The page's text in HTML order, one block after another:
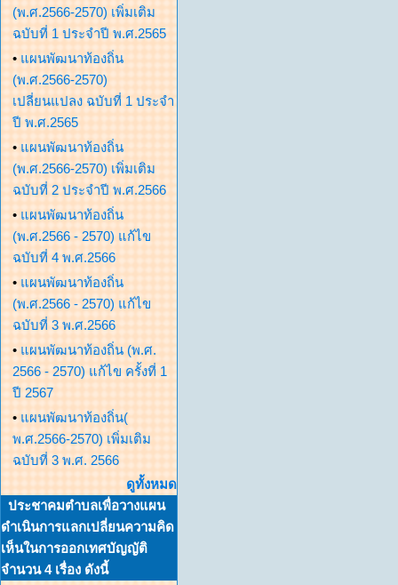
(พ.ศ.2566-2570) เพิ่มเติม
ฉบับที่ 1 ประจำปี พ.ศ.2565
• แผนพัฒนาท้องถิ่น
(พ.ศ.2566-2570)
เปลี่ยนแปลง ฉบับที่ 1 ประจำ
ปี พ.ศ.2565
• แผนพัฒนาท้องถิ่น
(พ.ศ.2566-2570) เพิ่มเติม
ฉบับที่ 2 ประจำปี พ.ศ.2566
• แผนพัฒนาท้องถิ่น
(พ.ศ.2566 - 2570) แก้ไข
ฉบับที่ 4 พ.ศ.2566
• แผนพัฒนาท้องถิ่น
(พ.ศ.2566 - 2570) แก้ไข
ฉบับที่ 3 พ.ศ.2566
• แผนพัฒนาท้องถิ่น (พ.ศ.
2566 - 2570) แก้ไข ครั้งที่ 1
ปี 2567
• แผนพัฒนาท้องถิ่น(
พ.ศ.2566-2570) เพิ่มเติม
ฉบับที่ 3 พ.ศ. 2566
ดูทั้งหมด
ประชาคมตำบลเพื่อวางแผน
ดำเนินการแลกเปลี่ยนความคิด
เห็นในการออกเทศบัญญัติ
จำนวน 4 เรื่อง ดังนี้